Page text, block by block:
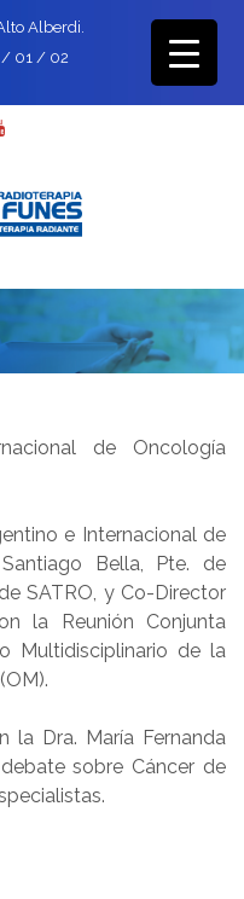
Alberdi.
/ 01 / 02
de Oncología
e Internacional de
Bella, Pte. de
SATRO, y Co-Director
la Reunión Conjunta
Multidisciplinario de la
la Dra. María Fernanda
sobre Cáncer de